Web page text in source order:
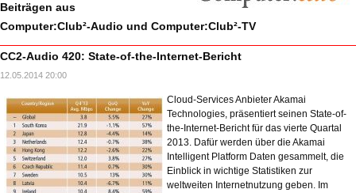
Beiträgen aus
Computer:Club²-Audio und Computer:Club²-TV
CC2-Audio 420: State-of-the-Internet-Bericht
12.05.2014 20:00
Cloud-Services Anbieter Akamai
Technologies, präsentiert seinen State-of-
the-Internet-Bericht für das vierte Quartal
2013. Dafür werden über die Akamai
Intelligent Platform Daten gesammelt, die
Einblick in wichtige Statistiken zur
weltweiten Internetnutzung geben. Im